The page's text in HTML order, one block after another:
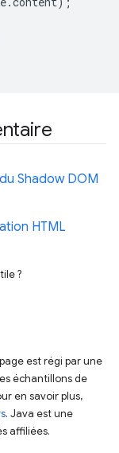
Shadow DOM
HTML
?
est régi par une
échantillons de
en savoir plus,
. Java est une
affiliées.